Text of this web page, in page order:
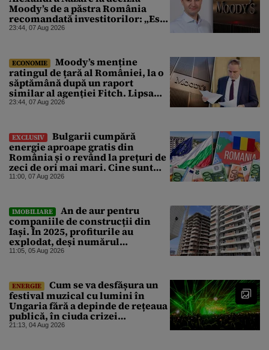
Moody’s de a păstra România
recomandată investitorilor: „Este
un răgaz, dar în niciun caz un
23:44, 07 Aug 2026
ECONOMIE
Moody’s menține
ratingul de țară al României, la o
săptămână după un raport
similar al agenției Fitch. Lipsa
unui guvern cu puteri depline,
23:44, 07 Aug 2026
EXCLUSIV
Bulgarii cumpără
energie aproape gratis din
România și o revând la prețuri de
zeci de ori mai mari. Cine sunt
noii „băieți deștepți” din energie
11:00, 07 Aug 2026
IMOBILIARE
An de aur pentru
companiile de construcții din
Iași. În 2025, profiturile au
explodat, deși numărul
angajaților a scăzut
11:05, 05 Aug 2026
ENERGIE
Cum se va desfășura un
festival muzical cu lumini în
Ungaria fără a depinde de rețeaua
publică, în ciuda crizei
energetice
21:13, 04 Aug 2026